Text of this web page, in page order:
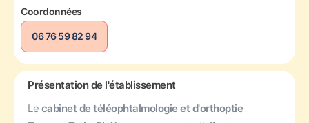
Coordonnées
06 76 59 82 94
Présentation de l'établissement
Le cabinet de téléophtalmologie et d'orthoptie